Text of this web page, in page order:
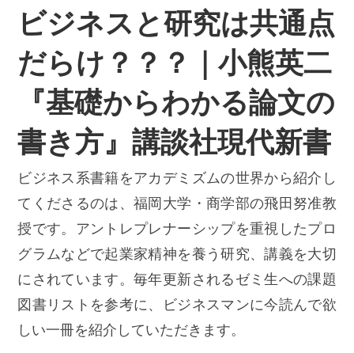
ビジネスと研究は共通点
だらけ？？？｜小熊英二
『基礎からわかる論文の
書き方』講談社現代新書
ビジネス系書籍をアカデミズムの世界から紹介し
てくださるのは、福岡大学・商学部の飛田努准教
授です。アントレプレナーシップを重視したプロ
グラムなどで起業家精神を養う研究、講義を大切
にされています。毎年更新されるゼミ生への課題
図書リストを参考に、ビジネスマンに今読んで欲
しい一冊を紹介していただきます。